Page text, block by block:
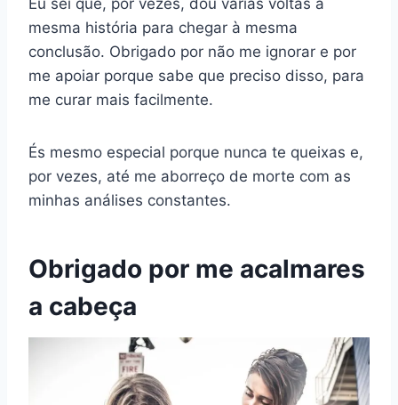
mesma história para chegar à mesma
conclusão. Obrigado por não me ignorar e por
me apoiar porque sabe que preciso disso, para
me curar mais facilmente.
És mesmo especial porque nunca te queixas e,
por vezes, até me aborreço de morte com as
minhas análises constantes.
Obrigado por me acalmares
a cabeça